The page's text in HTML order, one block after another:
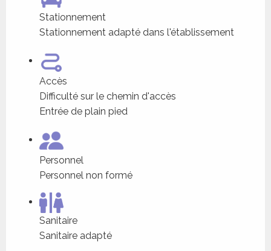
Stationnement
Stationnement adapté dans l'établissement
Accès
Difficulté sur le chemin d'accès
Entrée de plain pied
Personnel
Personnel non formé
Sanitaire
Sanitaire adapté